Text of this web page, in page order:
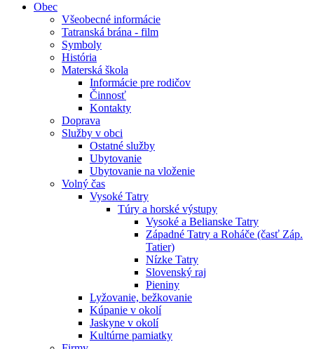
Obec
Všeobecné informácie
Tatranská brána - film
Symboly
História
Materská škola
Informácie pre rodičov
Činnosť
Kontakty
Doprava
Služby v obci
Ostatné služby
Ubytovanie
Ubytovanie na vloženie
Volný čas
Vysoké Tatry
Túry a horské výstupy
Vysoké a Belianske Tatry
Západné Tatry a Roháče (časť Záp.
Tatier)
Nízke Tatry
Slovenský raj
Pieniny
Lyžovanie, bežkovanie
Kúpanie v okolí
Jaskyne v okolí
Kultúrne pamiatky